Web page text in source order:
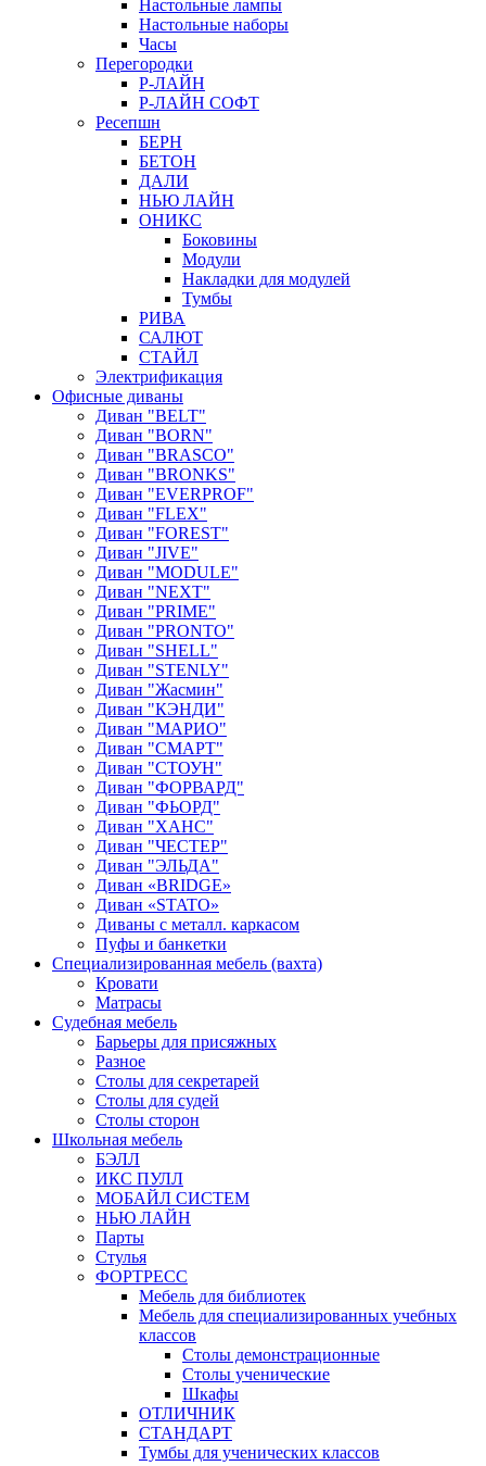
Настольные лампы
Настольные наборы
Часы
Перегородки
Р-ЛАЙН
Р-ЛАЙН СОФТ
Ресепшн
БЕРН
БЕТОН
ДАЛИ
НЬЮ ЛАЙН
ОНИКС
Боковины
Модули
Накладки для модулей
Тумбы
РИВА
САЛЮТ
СТАЙЛ
Электрификация
Офисные диваны
Диван "BELT"
Диван "BORN"
Диван "BRASCO"
Диван "BRONKS"
Диван "EVERPROF"
Диван "FLEX"
Диван "FOREST"
Диван "JIVE"
Диван "MODULE"
Диван "NEXT"
Диван "PRIME"
Диван "PRONTO"
Диван "SHELL"
Диван "STENLY"
Диван "Жасмин"
Диван "КЭНДИ"
Диван "МАРИО"
Диван "СМАРТ"
Диван "СТОУН"
Диван "ФОРВАРД"
Диван "ФЬОРД"
Диван "ХАНС"
Диван "ЧЕСТЕР"
Диван "ЭЛЬДА"
Диван «BRIDGE»
Диван «STATO»
Диваны с металл. каркасом
Пуфы и банкетки
Специализированная мебель (вахта)
Кровати
Матрасы
Судебная мебель
Барьеры для присяжных
Разное
Столы для секретарей
Столы для судей
Столы сторон
Школьная мебель
БЭЛЛ
ИКС ПУЛЛ
МОБАЙЛ СИСТЕМ
НЬЮ ЛАЙН
Парты
Стулья
ФОРТРЕСС
Мебель для библиотек
Мебель для специализированных учебных
классов
Столы демонстрационные
Столы ученические
Шкафы
ОТЛИЧНИК
СТАНДАРТ
Тумбы для ученических классов